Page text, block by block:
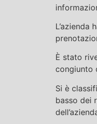
È stato
congiunto
Si è
basso dei